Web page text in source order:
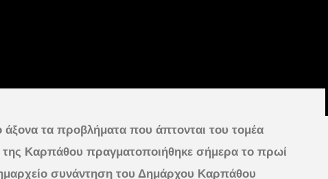
άξονα τα προβλήματα που άπτονται του τομέα
της Καρπάθου πραγματοποιήθηκε σήμερα το πρωί
συνάντηση του Δημάρχου Καρπάθου